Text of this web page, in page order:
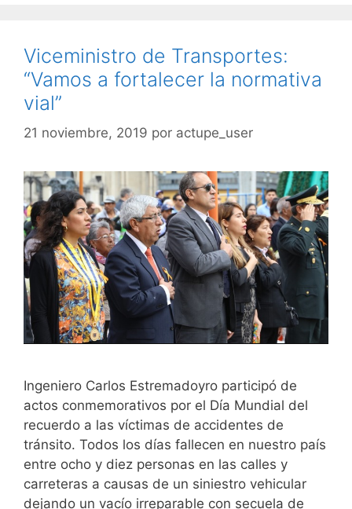
Viceministro de Transportes:
“Vamos a fortalecer la normativa
vial”
21 noviembre, 2019 por actupe_user
Ingeniero Carlos Estremadoyro participó de
actos conmemorativos por el Día Mundial del
recuerdo a las víctimas de accidentes de
tránsito. Todos los días fallecen en nuestro país
entre ocho y diez personas en las calles y
carreteras a causas de un siniestro vehicular
dejando un vacío irreparable con secuela de